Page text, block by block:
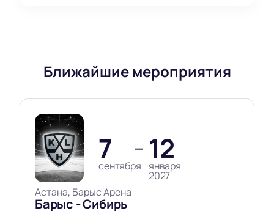
Ближайшие мероприятия
7
сентября
— 12
января
2027
Астана, Барыс Арена
Барыс - Сибирь